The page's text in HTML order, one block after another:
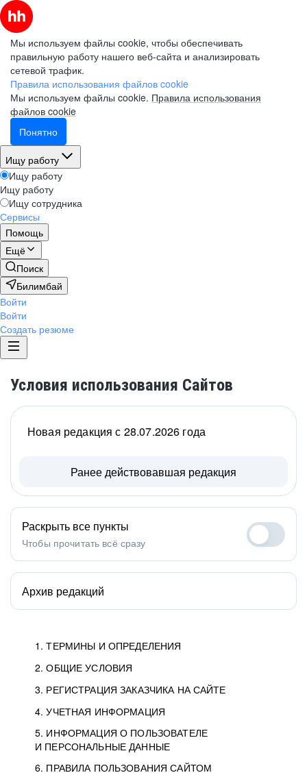
Мы используем файлы cookie, чтобы обеспечивать
правильную работу нашего веб-сайта и анализировать
сетевой трафик.
Правила использования файлов cookie
Мы используем файлы cookie. Правила использования
файлов cookie
Понятно
Ищу работу
Ищу работу
Ищу работу
Ищу сотрудника
Сервисы
Помощь
Ещё
Поиск
Билимбай
Войти
Войти
Создать резюме
Условия использования Сайтов
1. ТЕРМИНЫ И ОПРЕДЕЛЕНИЯ
2. ОБЩИЕ УСЛОВИЯ
3. РЕГИСТРАЦИЯ ЗАКАЗЧИКА НА САЙТЕ
4. УЧЕТНАЯ ИНФОРМАЦИЯ
5. ИНФОРМАЦИЯ О ПОЛЬЗОВАТЕЛЕ
И ПЕРСОНАЛЬНЫЕ ДАННЫЕ
6. ПРАВИЛА ПОЛЬЗОВАНИЯ САЙТОМ
Новая редакция с 28.07.2026 года
Ранее действовавшая редакция
Раскрыть все пункты
Чтобы прочитать всё сразу
Архив редакций